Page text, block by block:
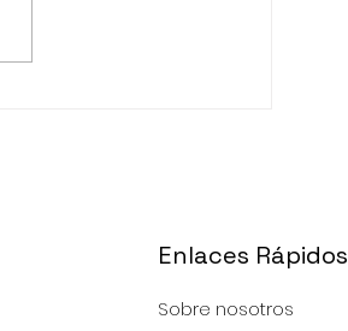
Enlaces Rápidos
Sobre nosotros